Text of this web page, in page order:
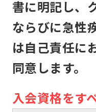
本クラブは
設利用中に
事故について
き事由がない
トラブルにつ
書に明記し、
ならびに急性
は自己責任に
同意します。
入会資格をす